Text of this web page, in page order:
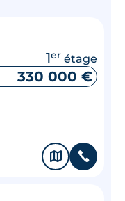
1er étage
330 000 €
🗞 📞